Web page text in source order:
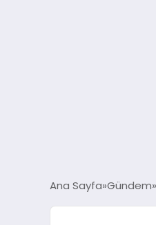
Ana Sayfa Gündem